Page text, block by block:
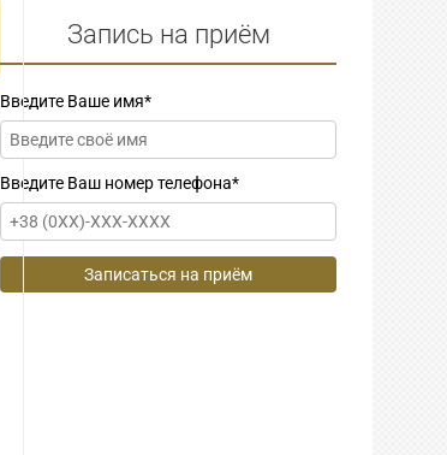
Запись на приём
Введите Ваше имя*
Введите Ваш номер телефона*